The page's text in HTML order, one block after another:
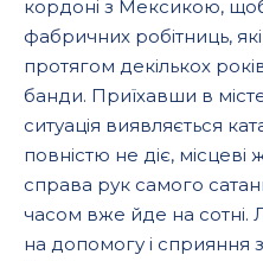
кордоні з Мексикою,
фабричних робітниць,
протягом декількох
банди. Приїхавши в
ситуація виявляється
повністю не діє, місцеві
справа рук самого
часом вже йде на сотні.
на допомогу і сприяння